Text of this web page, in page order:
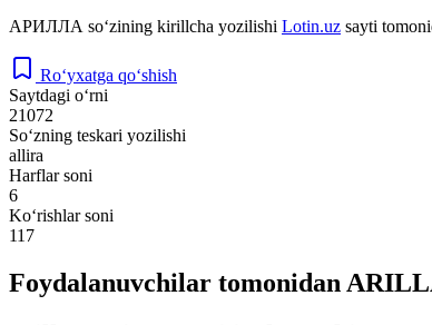
АРИЛЛА so‘zining kirillcha yozilishi Lotin.uz sayti
Ro‘yxatga qo‘shish
Saytdagi o‘rni
21072
So‘zning teskari yozilishi
allira
Harflar soni
6
Ko‘rishlar soni
117
Foydalanuvchilar tomonidan